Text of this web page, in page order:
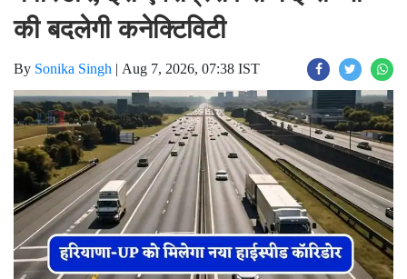
की बदलेगी कनेक्टिविटी
By Sonika Singh | Aug 7, 2026, 07:38 IST